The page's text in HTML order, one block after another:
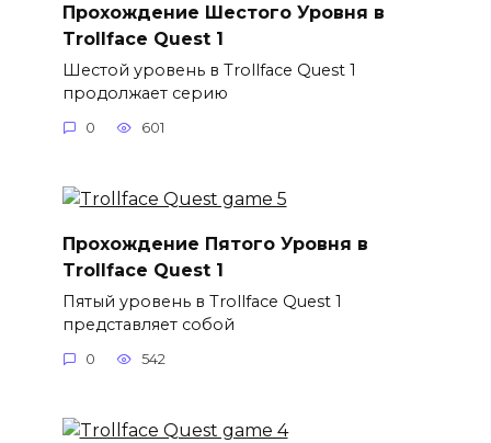
Прохождение Шестого Уровня в
Trollface Quest 1
Шестой уровень в Trollface Quest 1
продолжает серию
0 601
Прохождение Пятого Уровня в
Trollface Quest 1
Пятый уровень в Trollface Quest 1
представляет собой
0 542